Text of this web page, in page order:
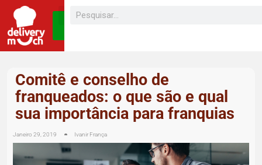
SEJA UM
Comitê e conselho de
franqueados: o que são e qual
sua importância para franquias
Janeiro 29, 2019 Ivanir França